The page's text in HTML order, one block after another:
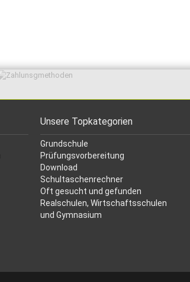
Unsere Topkategorien
Grundschule
Prüfungsvorbereitung
Download
Schultaschenrechner
Oft gesucht und gefunden
Realschulen, Wirtschaftsschulen
und Gymnasium